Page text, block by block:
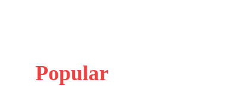
Popular